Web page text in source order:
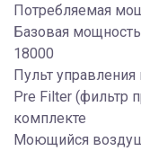
Потребляемая
Базовая
18000
Пульт
Pre Filter (фильтр
комплекте
Моющийся